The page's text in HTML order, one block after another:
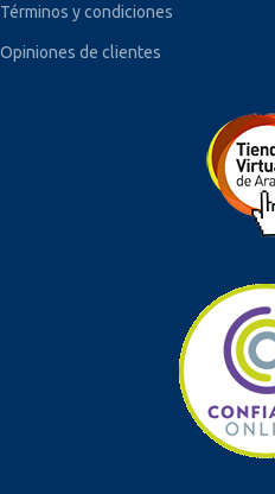
Términos y condiciones
Opiniones de clientes